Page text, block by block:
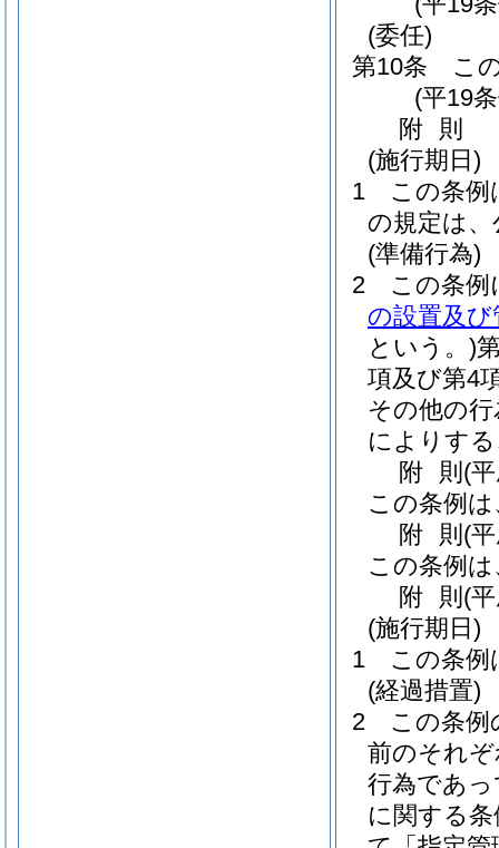
(委任)
第10条
こ
(平19
附 則
(施行期日)
1
この条例
の規定は
(準備行為)
2
この条例
の設置及
という。)
項及び第4
その他の
によりす
附 則 (
この条例
附 則 (
この条例
附 則 (
(施行期日)
1
この条例
(経過措置)
2
この条例
前のそれ
行為であ
に関する条